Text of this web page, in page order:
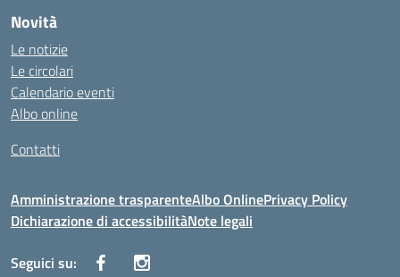
Novità
Le notizie
Le circolari
Calendario eventi
Albo online
Contatti
Amministrazione trasparenteAlbo OnlinePrivacy Policy
Dichiarazione di accessibilitàNote legali
Seguici su: